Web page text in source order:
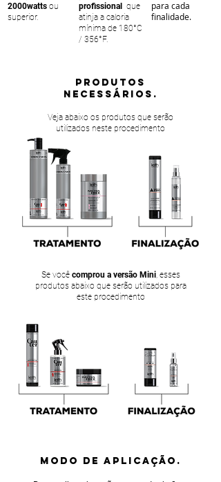
2000watts ou
superior.
profissional que
atinja a caloria
mínima de 180°C
/ 356°F.
para cada
finalidade.
PRODUTOS
NECESSÁRIOS.
Veja abaixo os produtos que serão
utilizados neste procedimento
Se você comprou a versão Mini, esses
produtos abaixo que serão utilizados para
este procedimento
MODO DE APLICAÇÃO.